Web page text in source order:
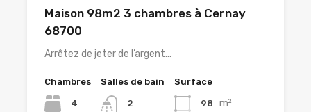
Maison 98m2 3 chambres à Cernay
68700
Arrêtez de jeter de l’argent…
Chambres
4
Salles de bain
2
Surface
98 m²